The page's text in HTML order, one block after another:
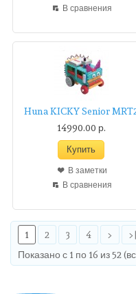
В сравнения
Huna KICKY Senior
14990.00 р.
В заметки
В сравнения
1 2 3 4 >
>|
Показано с 1 по 16 из 52